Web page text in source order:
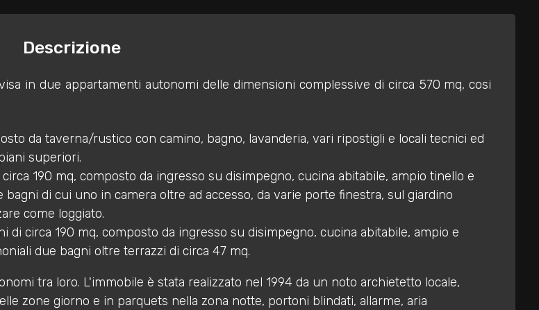
Descrizione
in due appartamenti autonomi delle dimensioni complessive di circa 570 mq, cosi
da taverna/rustico con camino, bagno, lavanderia, vari ripostigli e locali tecnici ed
superiori.
190 mq, composto da ingresso su disimpegno, cucina abitabile, ampio tinello e
di cui uno in camera oltre ad accesso, da varie porte finestra, sul giardino
come loggiato.
circa 190 mq, composto da ingresso su disimpegno, cucina abitabile, ampio e
due bagni oltre terrazzi di circa 47 mq.
tra loro. L'immobile è stata realizzato nel 1994 da un noto archietetto locale,
zone giorno e in parquets nella zona notte, portoni blindati, allarme, aria